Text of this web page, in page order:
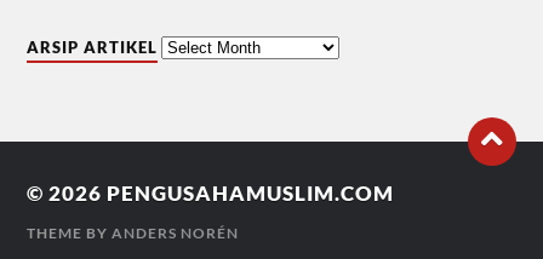
ARSIP ARTIKEL
© 2026 PENGUSAHAMUSLIM.COM
THEME BYANDERS NORÉN